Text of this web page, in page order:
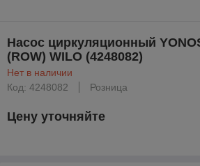
Насос циркуляционный
(ROW) WILO (4248082)
Нет в наличии
Код: 4248082
Розница
Цену уточняйте